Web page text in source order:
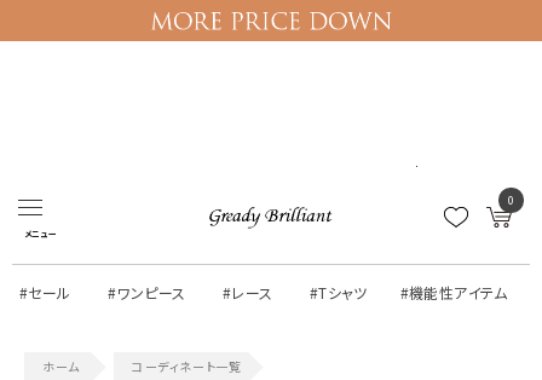
メニュー
0
マイページ
#セール #ワンピース #レース #Tシャツ #機能性アイテム
コーディネート一覧